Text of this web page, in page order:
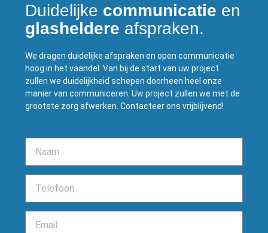
Duidelijke communicatie en
glasheldere afspraken.
We dragen duidelijke afspraken en open communicatie
hoog in het vaandel. Van bij de start van uw project
zullen we duidelijkheid schepen doorheen heel onze
manier van communiceren. Uw project zullen we met de
grootste zorg afwerken. Contacteer ons vrijblijvend!